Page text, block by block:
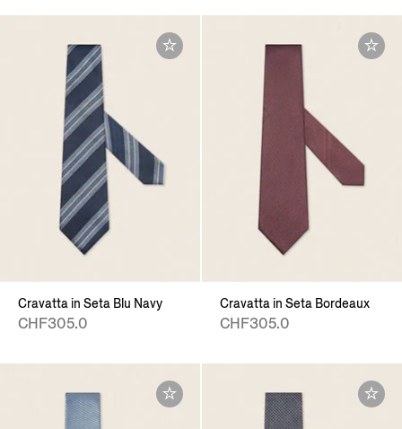
Cravatta in Seta Blu Navy
CHF305.0
Cravatta in Seta Bordeaux
CHF305.0